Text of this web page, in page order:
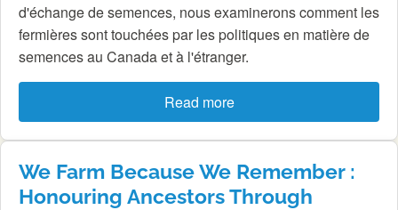
d'échange de semences, nous examinerons comment les
fermières sont touchées par les politiques en matière de
semences au Canada et à l'étranger.
Read more
We Farm Because We Remember :
Honouring Ancestors Through